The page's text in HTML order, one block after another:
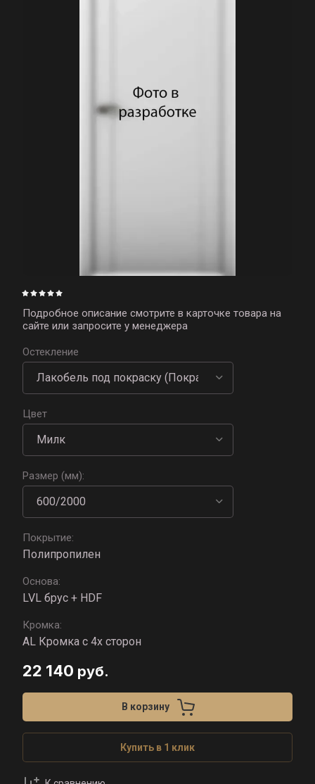
Подробное описание смотрите в карточке товара на
сайте или запросите у менеджера
Остекление
Цвет
Размер (мм):
Покрытие:
Полипропилен
Основа:
LVL брус + HDF
Кромка:
AL Кромка с 4х сторон
22 140 руб.
В корзину
Купить в 1 клик